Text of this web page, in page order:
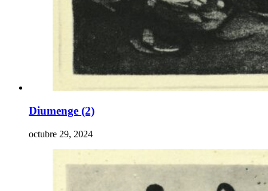
Diumenge (2)
octubre 29, 2024